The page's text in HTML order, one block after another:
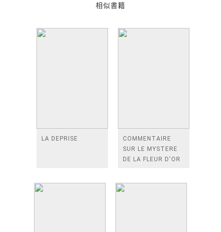
相似書籍
LA DEPRISE
COMMENTAIRE
SUR LE MYSTERE
DE LA FLEUR D'OR
VIVANTES)